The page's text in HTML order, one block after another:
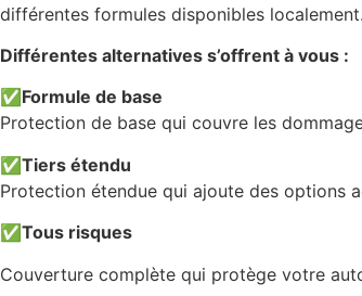
différentes formules disponibles localement.
Différentes alternatives s’offrent à vous :
✅ Formule de base
Protection de base qui couvre les
✅Tiers étendu
Protection étendue qui ajoute des options
✅Tous risques
Couverture complète qui protège votre